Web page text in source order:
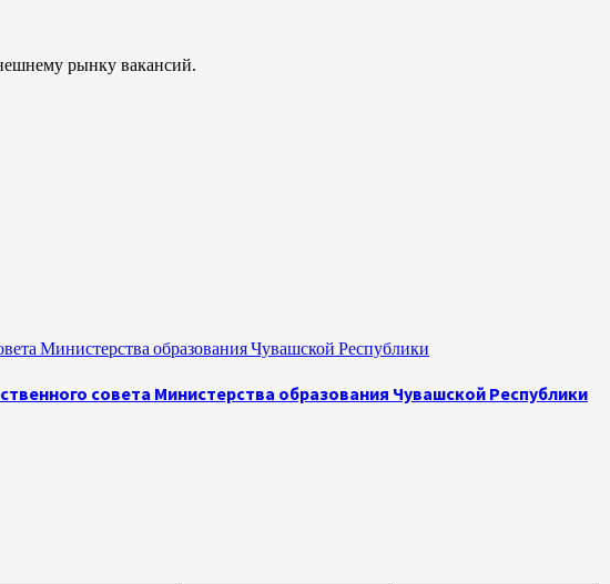
рынку вакансий.
Министерства образования Чувашской Республики
совета Министерства образования Чувашской Республики